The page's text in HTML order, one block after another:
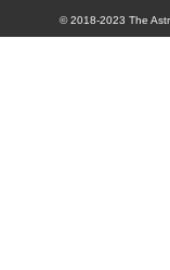
© 2018-2023 The